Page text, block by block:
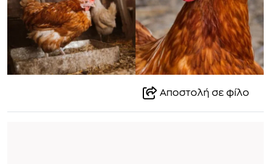
Αποστολή σε φίλο